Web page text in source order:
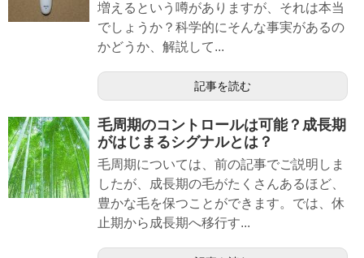
増えるという噂がありますが、それは本当
でしょうか？科学的にそんな事実があるの
かどうか、解説して...
記事を読む
毛周期のコントロールは可能？成長期
がはじまるシグナルとは？
毛周期については、前の記事でご説明しま
したが、成長期の毛がたくさんあるほど、
豊かな毛を保つことができます。では、休
止期から成長期へ移行す...